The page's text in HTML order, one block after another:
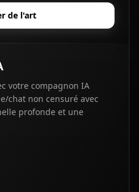
de l'art
votre compagnon IA
chat non censuré avec
profonde et une